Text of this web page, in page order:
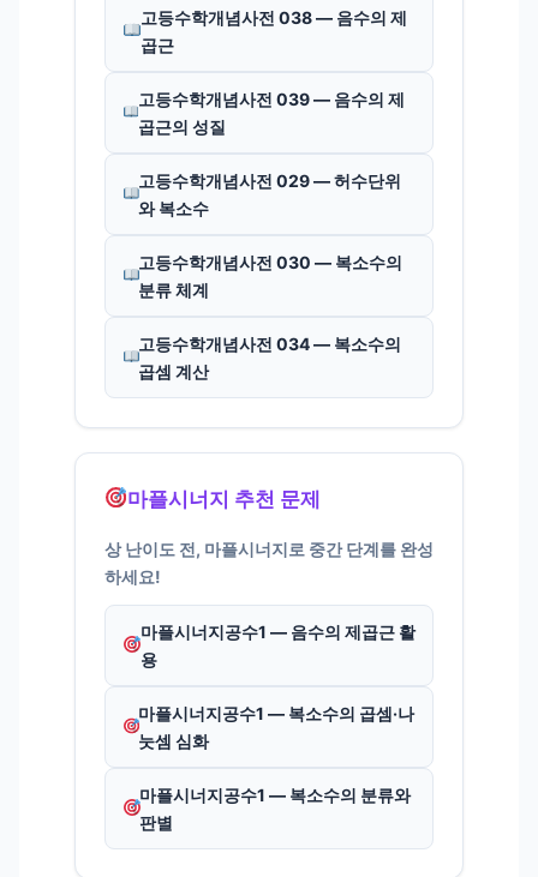
고등수학개념사전 038 — 음수의 제
곱근
고등수학개념사전 039 — 음수의 제
곱근의 성질
고등수학개념사전 029 — 허수단위
와 복소수
고등수학개념사전 030 — 복소수의
분류 체계
고등수학개념사전 034 — 복소수의
곱셈 계산
마플시너지 추천 문제
상 난이도 전, 마플시너지로 중간 단계를 완성
하세요!
마플시너지공수1 — 음수의 제곱근 활
용
마플시너지공수1 — 복소수의 곱셈·나
눗셈 심화
마플시너지공수1 — 복소수의 분류와
판별